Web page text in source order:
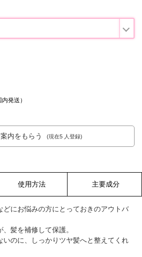
内発送）
内をもらう (現在5 人登録)
使用方法 主要成分
どにお悩みの方にとっておきのアウトバ
髪を補修して保護。
いのに、しっかりツヤ髪へと整えてくれ